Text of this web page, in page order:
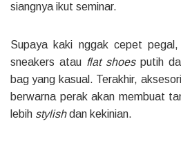
siangnya ikut seminar.
Supaya kaki nggak cepet pegal,
sneakers atau flat shoes putih
bag yang kasual. Terakhir,
berwarna perak akan membuat
lebih stylishdan kekinian.